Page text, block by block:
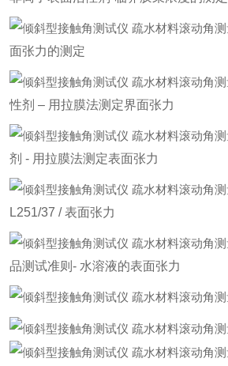
面张力的测定
性剂 – 用拉膜法测定界面张力
剂 - 用拉膜法测定表面张力
L251/37 / 表面张力
品测试准则- 水溶液的表面张力